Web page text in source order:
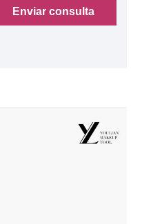
BSCI.
Enviar consulta